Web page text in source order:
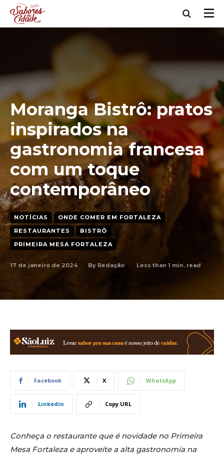
Moranga Bistrô: pratos
inspirados na
gastronomia francesa
com um toque
contemporâneo
NOTÍCIAS
ONDE COMER EM FORTALEZA
RESTAURANTES
BISTRÔ
PRIMEIRA MESA FORTALEZA
17 de janeiro de 2024 By Redação Less than 1 min. read
Facebook X WhatsApp
Linkedin Copy URL
Conheça o restaurante que é novidade no Primeira
Mesa Fortaleza e aproveite a alta gastronomia na